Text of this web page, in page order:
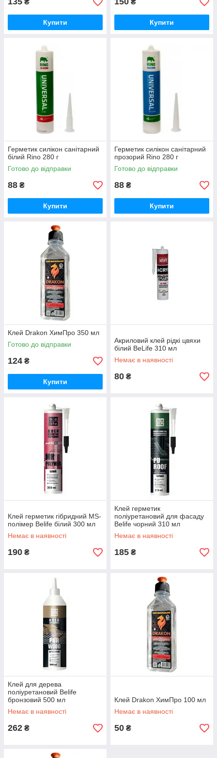
₴
Купити
₴
Купити
Герметик силікон санітарний
білий Rino 280 г
Готово до відправки
88 ₴
Купити
Герметик силікон санітарний
прозорий Rino 280 г
Готово до відправки
88 ₴
Купити
Клей Drakon ХимПро 350 мл
Готово до відправки
124 ₴
Купити
Акриловий клей рідкі цвяхи
білий BeLife 310 мл
Немає в наявності
80 ₴
Клей герметик гібридний MS-
полімер Belife білий 300 мл
Немає в наявності
190 ₴
Клей герметик
поліуретановий для фасаду
Belife чорний 310 мл
Немає в наявності
185 ₴
Клей для дерева
поліуретановий Belife
бронзовий 500 мл
Немає в наявності
262 ₴
Клей Drakon ХимПро 100 мл
Немає в наявності
50 ₴